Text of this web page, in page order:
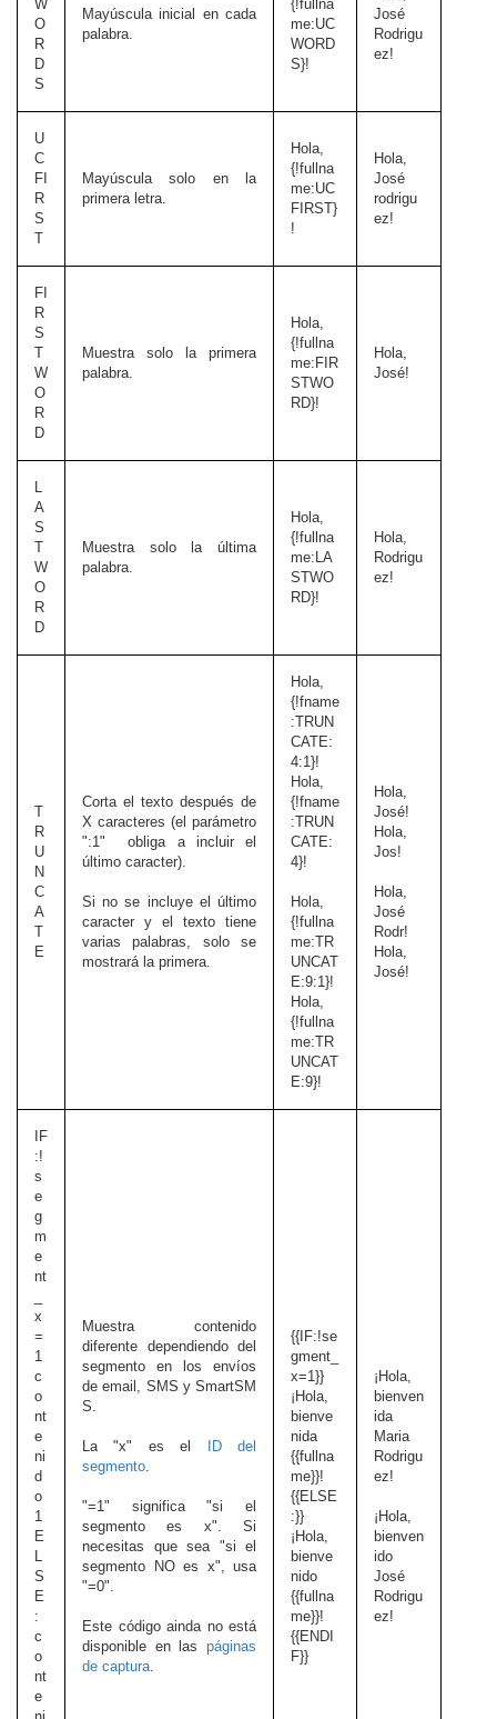
W
O
R
D
S
Mayúscula inicial en cada
palabra.
{!fullna
me:UC
WORD
S}!
José
Rodrigu
ez!
U
C
FI
R
S
T
Mayúscula solo en la
primera letra.
Hola,
{!fullna
me:UC
FIRST}
!
Hola,
José
rodrigu
ez!
FI
R
S
T
W
O
R
D
Muestra solo la primera
palabra.
Hola,
{!fullna
me:FIR
STWO
RD}!
Hola,
José!
L
A
S
T
W
O
R
D
Muestra solo la última
palabra.
Hola,
{!fullna
me:LA
STWO
RD}!
Hola,
Rodrigu
ez!
T
R
U
N
C
A
T
E
Corta el texto después de
X caracteres (el parámetro
":1" obliga a incluir el
último caracter).
Si no se incluye el último
caracter y el texto tiene
varias palabras, solo se
mostrará la primera.
Hola,
{!fname
:TRUN
CATE:
4:1}!
Hola,
{!fname
:TRUN
CATE:
4}!
Hola,
{!fullna
me:TR
UNCAT
E:9:1}!
Hola,
{!fullna
me:TR
UNCAT
E:9}!
Hola,
José!
Hola,
Jos!
Hola,
José
Rodr!
Hola,
José!
IF
:!
s
e
g
m
e
nt
x
=
1
c
o
nt
e
ni
d
o
1
E
L
S
E
:
c
o
nt
e
Muestra contenido
diferente dependiendo del
segmento en los envíos
de email, SMS y SmartSM
S.
La "x" es el
ID del
segmento.
"=1" significa "si el
segmento es x". Si
necesitas que sea "si el
segmento NO es x", usa
"=0".
Este código ainda no está
disponible en las páginas
de captura.
{{IF:!se
gment_
x=1}}
¡Hola,
bienve
nida
{{fullna
me}}!
{{ELSE
:}}
¡Hola,
bienve
nido
{{fullna
me}}!
{{ENDI
F}}
¡Hola,
bienven
ida
Maria
Rodrigu
ez!
¡Hola,
bienven
ido
José
Rodrigu
ez!